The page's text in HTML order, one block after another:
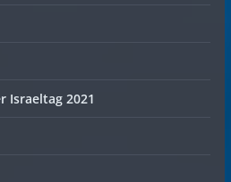
Israeltag 2021